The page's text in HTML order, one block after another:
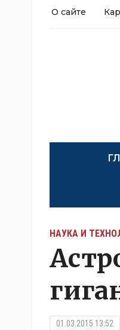
О сайте
НАУКА И
01.03.2015 13:52